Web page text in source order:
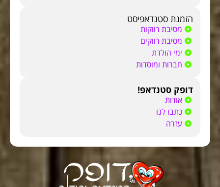
הזמנת סטנדאפיסט
מסיבת רווקות
מסיבת רווקים
ימי הולדת
חברות ומוסדות
דופק סטנדאפ!
אודות
כתבו לנו
עזרה